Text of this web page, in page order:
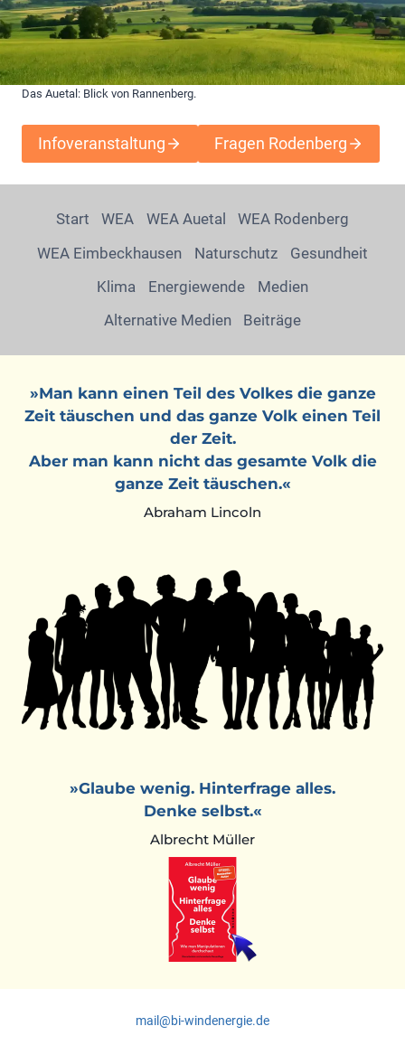
Das Auetal: Blick von Rannenberg.
Infoveranstaltung Fragen Rodenberg
Start WEA WEA Auetal
WEA Rodenberg
WEA Eimbeckhausen
Naturschutz
Gesundheit
Klima
Energiewende
Medien
Alternative Medien
Beiträge
»Man kann einen Teil des Volkes die ganze
Zeit täuschen und das ganze Volk einen Teil
der Zeit.
Aber man kann nicht das gesamte Volk die
ganze Zeit täuschen.«
Abraham Lincoln
»Glaube wenig. Hinterfrage alles.
Denke selbst.«
Albrecht Müller
mail@bi-windenergie.de